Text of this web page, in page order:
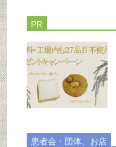
PR
患者会・団体、お店